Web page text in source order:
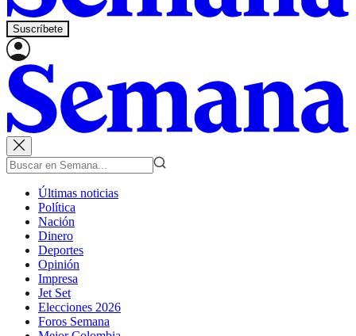
Suscríbete
Últimas noticias
Política
Nación
Dinero
Deportes
Opinión
Impresa
Jet Set
Elecciones 2026
Foros Semana